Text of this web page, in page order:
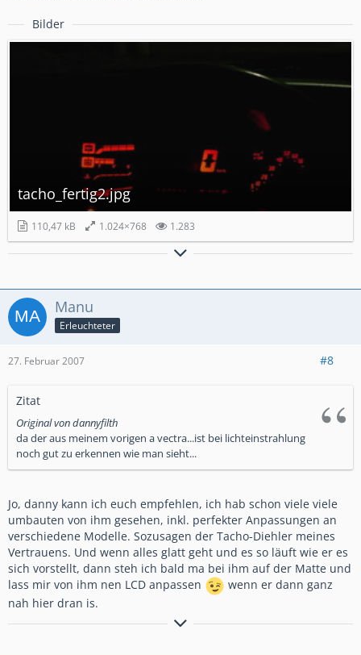
Bilder
tacho_fertig2.jpg
110,47 kB 1.024×768 1.283
Suche (stand 12/2014):
+++ Kadett-E Caravan Frisco/Club-Spezial Schürzen (v+h)
+++ TSW Imola 15" - 17" mit LK 4x100
Manu
Erleuchteter
27. Februar 2007 #8
Zitat
Original von dannyfilth
da der aus meinem vorigen a vectra...ist bei lichteinstrahlung
noch gut zu erkennen wie man sieht...
Jo, danny kann ich euch empfehlen, ich hab schon viele viele
umbauten von ihm gesehen, inkl. perfekter Anpassungen an
verschiedene Modelle. Sozusagen der Tacho-Diehler meines
Vertrauens. Und wenn alles glatt geht und es so läuft wie er es
sich vorstellt, dann steh ich bald ma bei ihm auf der Matte und
lass mir von ihm nen LCD anpassen
wenn er dann ganz
nah hier dran is.
Zurück in die Jugend: